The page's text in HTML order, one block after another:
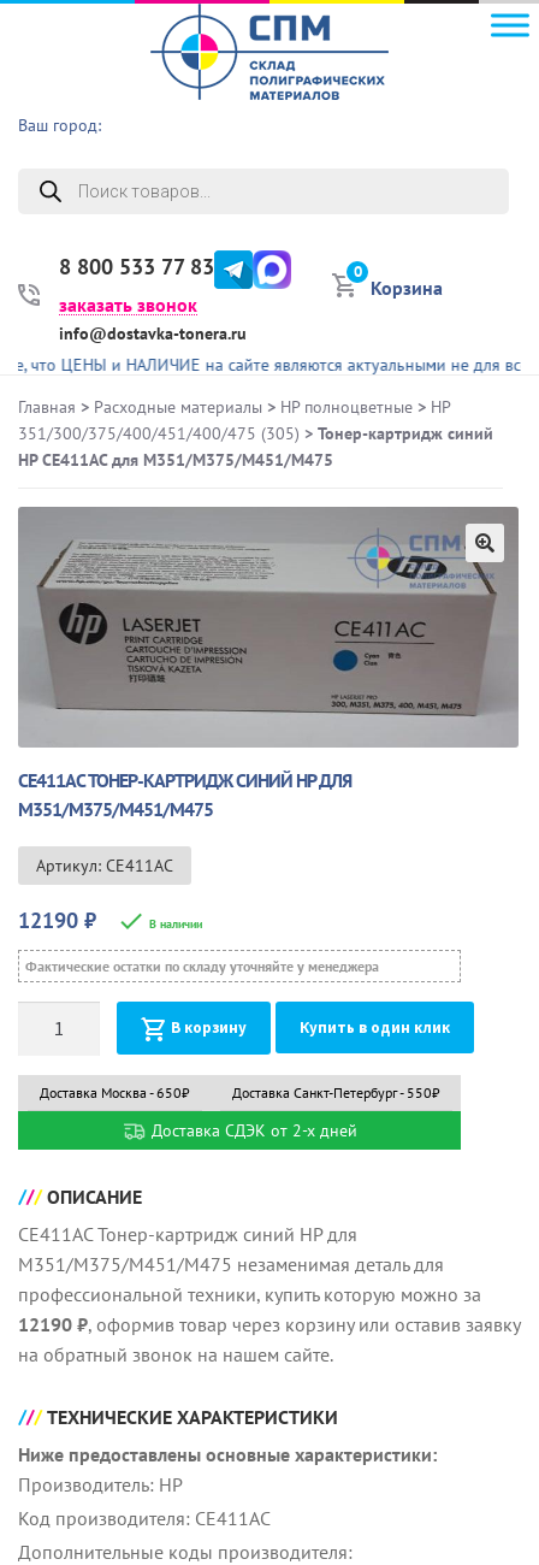
Ваш город:
Поиск
товаров
8 800 533 77 83
заказать звонок
info@dostavka-tonera.ru
0
Корзина
и НАЛИЧИЕ на сайте являются актуальными не для всех
Главная > Расходные материалы > HP полноцветные > HP
351/300/375/400/451/400/475 (305) > Тонер-картридж синий
HP CE411AC для M351/M375/M451/M475
🔍
CE411AC ТОНЕР-КАРТРИДЖ СИНИЙ HP ДЛЯ
M351/M375/M451/M475
Артикул: CE411AC
12190 ₽ В наличии
Фактические остатки по складу уточняйте у менеджера
В корзину Купить в один клик
Доставка Москва - 650₽ Доставка Санкт-Петербург - 550₽
Доставка СДЭК от 2-х дней
ОПИСАНИЕ
CE411AC Тонер-картридж синий HP для
M351/M375/M451/M475 незаменимая деталь для
профессиональной техники, купить которую можно за
12190 ₽, оформив товар через корзину или оставив заявку
на обратный звонок на нашем сайте.
ТЕХНИЧЕСКИЕ ХАРАКТЕРИСТИКИ
Ниже предоставлены основные характеристики:
Производитель: HP
Код производителя: CE411AC
Дополнительные коды производителя: